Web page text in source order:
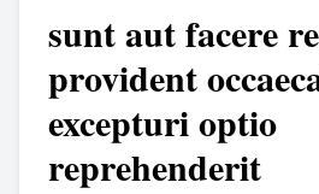
sunt aut facere
provident
excepturi optio
reprehenderit